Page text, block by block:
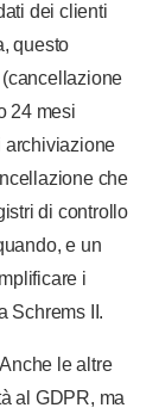
dei clienti
questo
24 mesi
archiviazione
che
di controllo
e un
i
Schrems II.
le altre
al GDPR, ma